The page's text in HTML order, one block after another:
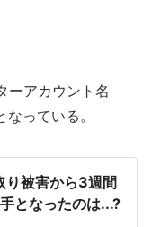
ーアカウント名
っている。
り被害から3週間
となったのは...?